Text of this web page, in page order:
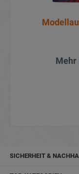
Mehr
SICHERHEIT &